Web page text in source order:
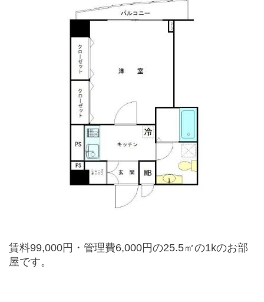
賃料99,000円・管理費6,000円の25.5㎡の1kのお部
屋です。